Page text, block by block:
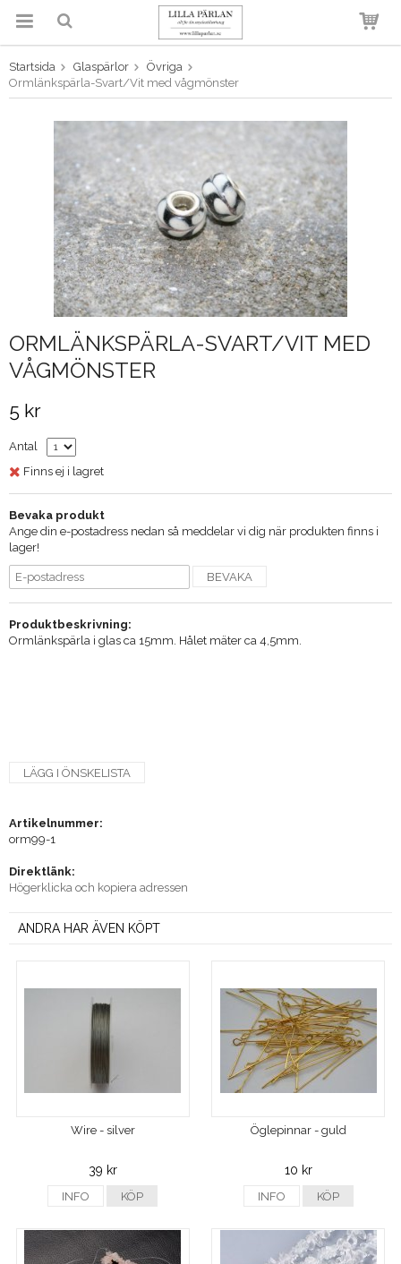
Produkten har blivit tillagd i
varukorgen
Startsida Glaspärlor
Övriga
Ormlänkspärla-Svart/Vit med vågmönster
ORMLÄNKSPÄRLA-SVART/VIT MED
VÅGMÖNSTER
5 kr
Antal
Finns ej i lagret
Bevaka produkt
Ange din e-postadress nedan så meddelar vi dig när produkten finns i
lager!
BEVAKA
Produktbeskrivning:
Ormlänkspärla i glas ca 15mm. Hålet mäter ca 4,5mm.
LÄGG I ÖNSKELISTA
Artikelnummer:
orm99-1
Direktlänk:
Högerklicka och kopiera adressen
ANDRA HAR ÄVEN KÖPT
Wire - silver
39 kr
INFO KÖP
Öglepinnar - guld
10 kr
INFO KÖP